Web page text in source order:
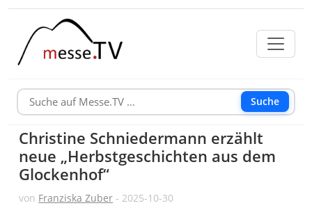
Suche
Christine Schniedermann erzählt
neue „Herbstgeschichten aus dem
Glockenhof“
von Franziska Zuber - 2025-10-30